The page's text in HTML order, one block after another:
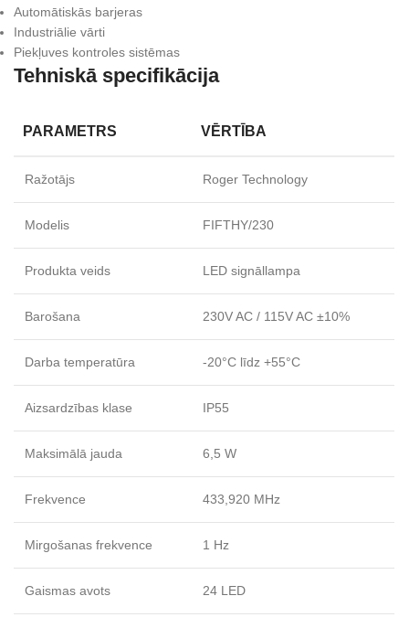
Automātiskās barjeras
Industriālie vārti
Piekļuves kontroles sistēmas
Tehniskā specifikācija
PARAMETRS VĒRTĪBA
Ražotājs Roger Technology
Modelis FIFTHY/230
Produkta veids LED signāllampa
Barošana 230V AC / 115V AC ±10%
Darba temperatūra -20°C līdz +55°C
Aizsardzības klase IP55
Maksimālā jauda 6,5 W
Frekvence 433,920 MHz
Mirgošanas frekvence 1 Hz
Gaismas avots 24 LED